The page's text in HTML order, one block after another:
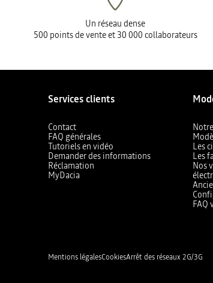
Un réseau dense
500 points de vente et 30 000 collaborateurs
Services clients
Contact
FAQ générales
Tutoriels en vidéo
Demander des informations
Réclamation
MyDacia
Les
Les
Nos
FAQ
Mentions légalesCookiesArrêt des réseaux 2G/3G